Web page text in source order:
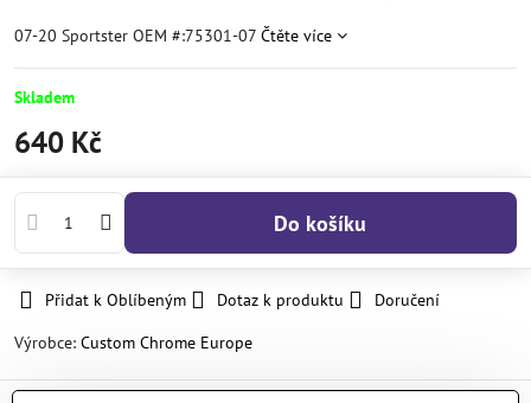
07-20 Sportster OEM #:75301-07 Čtěte více
Skladem
640 Kč
Do košíku
Přidat k Oblíbeným Dotaz k produktu
Doručení
Výrobce: Custom Chrome Europe